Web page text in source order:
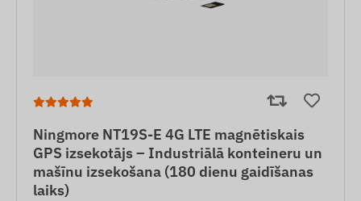
Ningmore NT19S-E 4G LTE magnētiskais
GPS izsekotājs – Industriālā konteineru un
mašīnu izsekošana (180 dienu gaidīšanas
laiks)